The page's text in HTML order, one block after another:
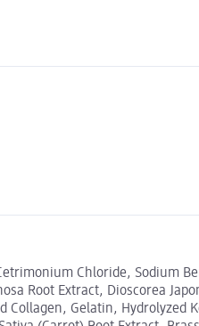
Chloride, Sodium
Root Extract, Dioscorea
Collagen, Gelatin, Hydrolyzed